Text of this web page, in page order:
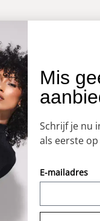
OVER ONS
Onze winkel
Mis
Schrijf je nu
als eerste
E-mailadres